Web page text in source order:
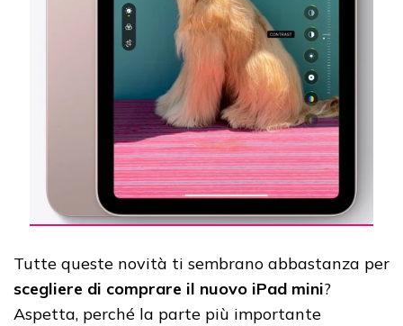
Tutte queste novità ti sembrano abbastanza per
scegliere di comprare il nuovo iPad mini?
Aspetta, perché la parte più importante